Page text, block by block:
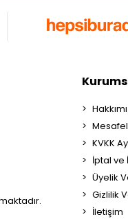
KVKK
İptal ve
Üyelik
Gizlilik
İletişim